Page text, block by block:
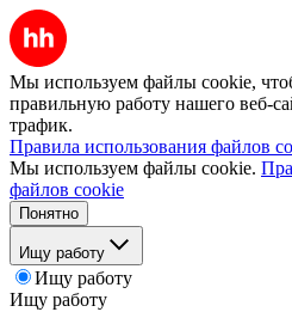
Мы используем файлы cookie,
правильную работу нашего веб-
трафик.
Правила использования файлов
Мы используем файлы cookie.
файлов cookie
Понятно
Ищу работу
Ищу работу
Ищу работу